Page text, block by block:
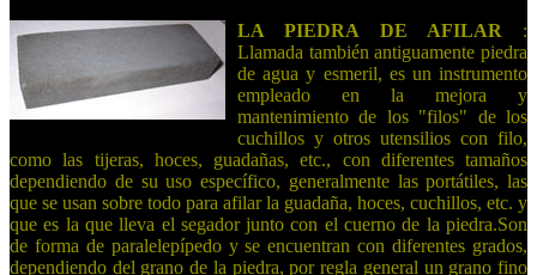
LA PIEDRA DE AFILAR :
Llamada también antiguamente piedra
de agua y esmeril, es un instrumento
empleado en la mejora y
mantenimiento de los "filos" de los
cuchillos y otros utensilios con filo,
como las tijeras, hoces, guadañas, etc., con diferentes tamaños
dependiendo de su uso específico, generalmente las portátiles, las
que se usan sobre todo para afilar la guadaña, hoces, cuchillos, etc. y
que es la que lleva el segador junto con el cuerno de la piedra.Son
de forma de paralelepípedo y se encuentran con diferentes grados,
dependiendo del grano de la piedra, por regla general un grano fino